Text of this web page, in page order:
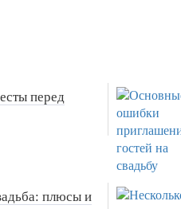
перед
плюсы и